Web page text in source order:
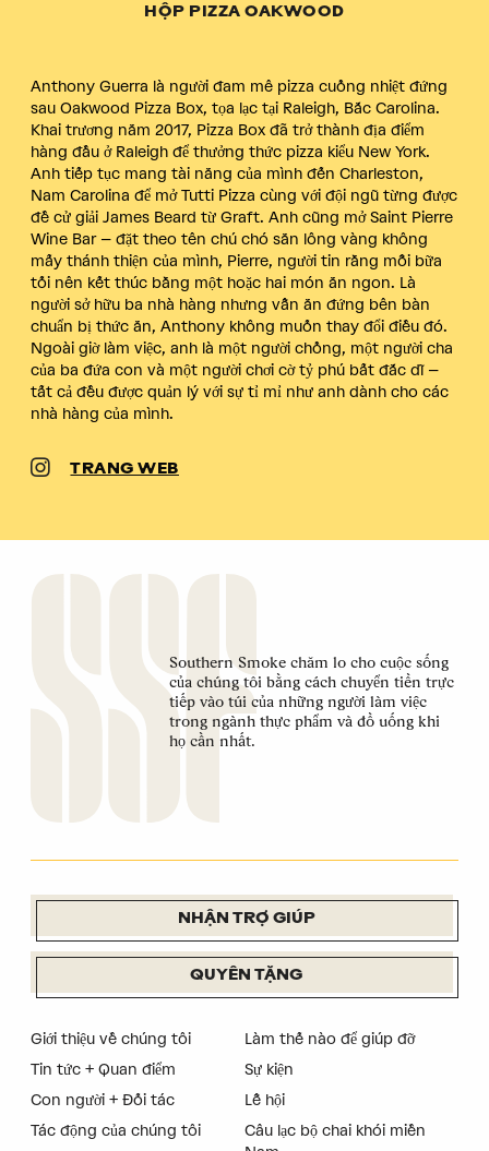
HỘP PIZZA OAKWOOD
Anthony Guerra là người đam mê pizza cuồng nhiệt đứng
sau Oakwood Pizza Box, tọa lạc tại Raleigh, Bắc Carolina.
Khai trương năm 2017, Pizza Box đã trở thành địa điểm
hàng đầu ở Raleigh để thưởng thức pizza kiểu New York.
Anh tiếp tục mang tài năng của mình đến Charleston,
Nam Carolina để mở Tutti Pizza cùng với đội ngũ từng được
đề cử giải James Beard từ Graft. Anh cũng mở Saint Pierre
Wine Bar – đặt theo tên chú chó săn lông vàng không
mấy thánh thiện của mình, Pierre, người tin rằng mỗi bữa
tối nên kết thúc bằng một hoặc hai món ăn ngon. Là
người sở hữu ba nhà hàng nhưng vẫn ăn đứng bên bàn
chuẩn bị thức ăn, Anthony không muốn thay đổi điều đó.
Ngoài giờ làm việc, anh là một người chồng, một người cha
của ba đứa con và một người chơi cờ tỷ phú bất đắc dĩ –
tất cả đều được quản lý với sự tỉ mỉ như anh dành cho các
nhà hàng của mình.
TRANG WEB
Southern Smoke chăm lo cho cuộc sống
của chúng tôi bằng cách chuyển tiền trực
tiếp vào túi của những người làm việc
trong ngành thực phẩm và đồ uống khi
họ cần nhất.
NHẬN TRỢ GIÚP
QUYÊN TẶNG
Giới thiệu về chúng tôi
Tin tức + Quan điểm
Con người + Đối tác
Tác động của chúng tôi
Làm thế nào để giúp đỡ
Sự kiện
Lễ hội
Câu lạc bộ chai khói miền